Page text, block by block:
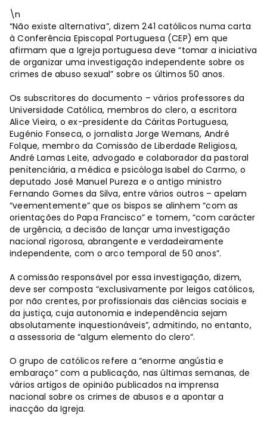
\n
“Não existe alternativa”, dizem 241 católicos numa carta
à Conferência Episcopal Portuguesa (CEP) em que
afirmam que a Igreja portuguesa deve “tomar a iniciativa
de organizar uma investigação independente sobre os
crimes de abuso sexual” sobre os últimos 50 anos.
Os subscritores do documento – vários professores da
Universidade Católica, membros do clero, a escritora
Alice Vieira, o ex-presidente da Cáritas Portuguesa,
Eugénio Fonseca, o jornalista Jorge Wemans, André
Folque, membro da Comissão de Liberdade Religiosa,
André Lamas Leite, advogado e colaborador da pastoral
penitenciária, a médica e psicóloga Isabel do Carmo, o
deputado José Manuel Pureza e o antigo ministro
Fernando Gomes da Silva, entre vários outros – apelam
“veementemente” que os bispos se alinhem “com as
orientações do Papa Francisco” e tomem, “com carácter
de urgência, a decisão de lançar uma investigação
nacional rigorosa, abrangente e verdadeiramente
independente, com o arco temporal de 50 anos”.
A comissão responsável por essa investigação, dizem,
deve ser composta “exclusivamente por leigos católicos,
por não crentes, por profissionais das ciências sociais e
da justiça, cuja autonomia e independência sejam
absolutamente inquestionáveis”, admitindo, no entanto,
a assessoria de “algum elemento do clero”.
O grupo de católicos refere a “enorme angústia e
embaraço” com a publicação, nas últimas semanas, de
vários artigos de opinião publicados na imprensa
nacional sobre os crimes de abusos e a apontar a
inacção da Igreja.